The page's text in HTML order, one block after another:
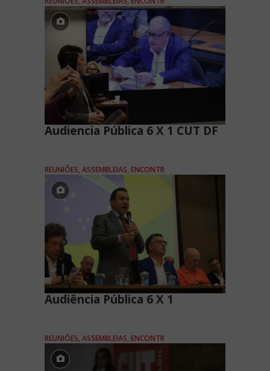
Audiencia Pública 6 X 1 CUT DF
REUNIÕES, ASSEMBLEIAS, ENCONTR
Audiência Pública 6 X 1
REUNIÕES, ASSEMBLEIAS, ENCONTR